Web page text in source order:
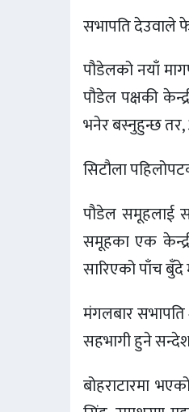
सभापति देउवाले
पौडेलको नयाँ
पौडेल पक्षकी
भनेर बस्नुहुन्छ तर,
सिटौला
पौडेल समूहलाई
समूहका एक
सारिएको पाँच
मंगलबार
सहभागी हुने
बोहराटारमा